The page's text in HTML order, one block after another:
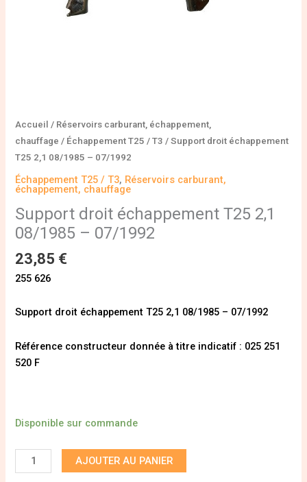
Accueil / Réservoirs carburant, échappement,
chauffage / Échappement T25 / T3 / Support droit échappement
T25 2,1 08/1985 – 07/1992
Échappement T25 / T3, Réservoirs carburant,
échappement, chauffage
Support droit échappement T25 2,1
08/1985 – 07/1992
23,85 €
255 626
Support droit échappement T25 2,1 08/1985 – 07/1992
Référence constructeur donnée à titre indicatif : 025 251
520 F
Disponible sur commande
AJOUTER AU PANIER